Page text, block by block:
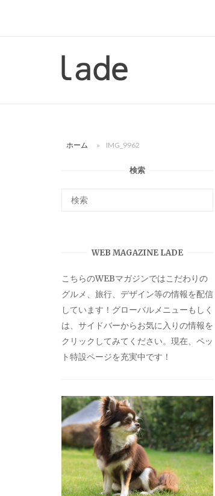
ー
ホーム » IMG_9962
検索
WEB MAGAZINE LADE
こちらのWEBマガジンではこだわりの
グルメ、旅行、デザイン等の情報を配信
しています！グローバルメニューもしく
は、サイドバーからお気に入りの情報を
クリックしてみてください。現在、ペッ
ト特設ページを充実中です！